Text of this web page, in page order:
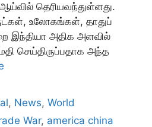
தெரியவந்துள்ளது.
உலோகங்கள், தாதுப்
இந்தியா அதிக அளவில்
செய்திருப்பதாக அந்த
, News,World
War, america china